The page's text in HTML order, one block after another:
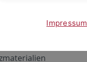
NetzwerkImpressum